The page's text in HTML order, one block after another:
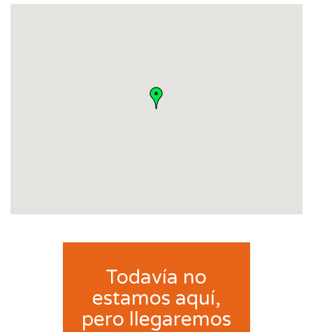
Todavía no
estamos aquí,
pero llegaremos